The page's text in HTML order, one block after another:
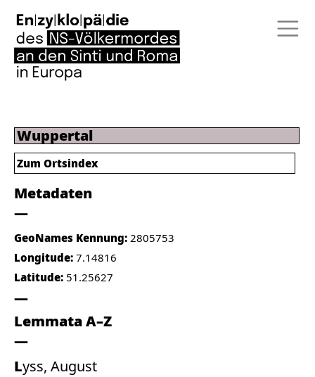
Wuppertal
Metadaten
GeoNames Kennung: 2805753
Longitude: 7.14816
Latitude: 51.25627
Lemmata A–Z
Lyss, August
Zum Ortsindex